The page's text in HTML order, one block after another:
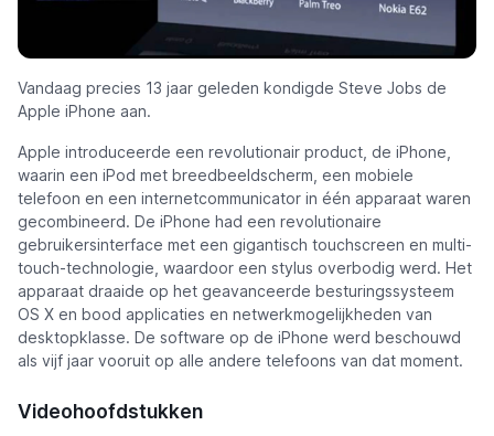
Vandaag precies 13 jaar geleden kondigde Steve Jobs de
Apple iPhone aan.
Apple introduceerde een revolutionair product, de iPhone,
waarin een iPod met breedbeeldscherm, een mobiele
telefoon en een internetcommunicator in één apparaat waren
gecombineerd. De iPhone had een revolutionaire
gebruikersinterface met een gigantisch touchscreen en multi-
touch-technologie, waardoor een stylus overbodig werd. Het
apparaat draaide op het geavanceerde besturingssysteem
OS X en bood applicaties en netwerkmogelijkheden van
desktopklasse. De software op de iPhone werd beschouwd
als vijf jaar vooruit op alle andere telefoons van dat moment.
Videohoofdstukken